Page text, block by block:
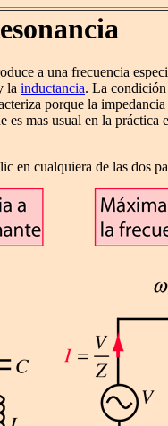
a una frecuencia
la inductancia. La condición
porque la
es mas usual en la práctica
en cualquiera de las dos